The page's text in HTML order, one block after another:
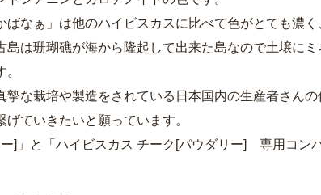
ばなぁ」は他のハイビスカスに比べて色がとても濃
島は珊瑚礁が海から隆起して出来た島なので土壌に
摯な栽培や製造をされている日本国内の生産者さん
ていきたいと願っています。
ー]」と「ハイビスカス チーク[パウダリー] 専用コン